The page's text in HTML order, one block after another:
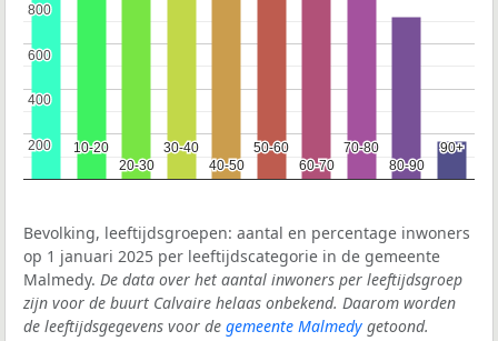
10-20
10-20
20-30
20-30
30-40
30-40
40-50
40-50
50-60
50-60
60-70
60-70
70-80
70-80
80-90
80-90
90+
90+
200
200
400
400
600
600
800
800
Bevolking, leeftijdsgroepen: aantal en percentage inwoners
op 1 januari 2025 per leeftijdscategorie in de gemeente
Malmedy. De data over het aantal inwoners per leeftijdsgroep
zijn voor de buurt Calvaire helaas onbekend. Daarom worden
de leeftijdsgegevens voor de gemeente Malmedy getoond.